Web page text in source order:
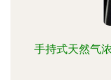
手持式天然气